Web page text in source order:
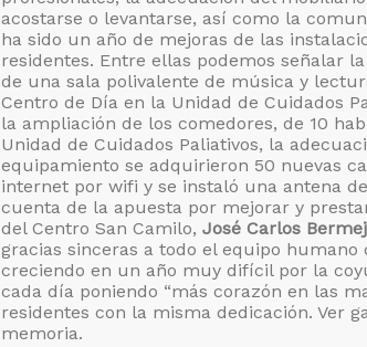
acostarse o levantarse, así como la
ha sido un año de mejoras de las
residentes. Entre ellas podemos señalar
de una sala polivalente de música y
Centro de Día en la Unidad de Cuidados
la ampliación de los comedores, de 10
Unidad de Cuidados Paliativos, la
equipamiento se adquirieron 50 nuevas
internet por wifi y se instaló una antena
cuenta de la apuesta por mejorar y
del Centro San Camilo, José Carlos
gracias sinceras a todo el equipo
creciendo en un año muy difícil por la
cada día poniendo “más corazón en las
residentes con la misma dedicación. Ver
memoria.